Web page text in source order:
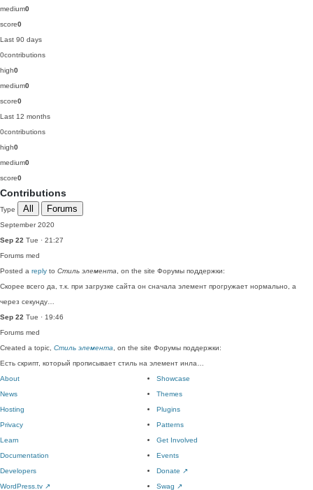
medium0
score0
Last 90 days
0contributions
high0
medium0
score0
Last 12 months
0contributions
high0
medium0
score0
Contributions
Type All Forums
September 2020
Sep 22 Tue · 21:27
Forums med
Posted a reply to Стиль элемента , on the site Форумы поддержки:
Скорее всего да, т.к. при загрузке сайта он сначала элемент прогружает нормально, а
через секунду…
Sep 22 Tue · 19:46
Forums med
Created a topic, Стиль элемента , on the site Форумы поддержки:
Есть скрипт, который прописывает стиль на элемент инла…
About
News
Hosting
Privacy
Showcase
Themes
Plugins
Patterns
Learn
Documentation
Developers
WordPress.tv ↗
Get Involved
Events
Donate ↗
Swag ↗